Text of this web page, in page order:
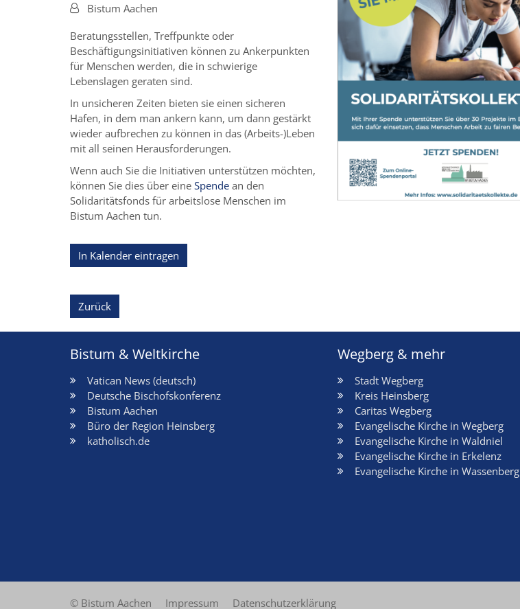
Von:Bistum Aachen
Beratungsstellen, Treffpunkte oder
Beschäftigungsinitiativen können zu Ankerpunkten
für Menschen werden, die in schwierige
Lebenslagen geraten sind.
In unsicheren Zeiten bieten sie einen sicheren
Hafen, in dem man ankern kann, um dann gestärkt
wieder aufbrechen zu können in das (Arbeits-)Leben
mit all seinen Herausforderungen.
Wenn auch Sie die Initiativen unterstützen möchten,
können Sie dies über eine Spende an den
Solidaritätsfonds für arbeitslose Menschen im
Bistum Aachen tun.
In Kalender eintragen
Zurück
Bistum & Weltkirche
Vatican News (deutsch)
Deutsche Bischofskonferenz
Bistum Aachen
Büro der Region Heinsberg
katholisch.de
Wegberg & mehr
Stadt Wegberg
Kreis Heinsberg
Caritas Wegberg
Evangelische Kirche in Wegberg
Evangelische Kirche in Waldniel
Evangelische Kirche in Erkelenz
Evangelische Kirche in Wassenberg
© Bistum Aachen Impressum Datenschutzerklärung